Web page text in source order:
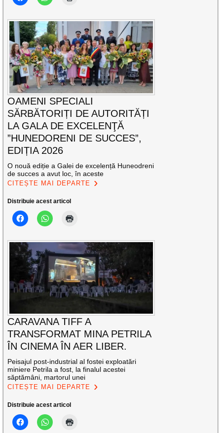
OAMENI SPECIALI
SĂRBĂTORIȚI DE AUTORITĂȚI
LA GALA DE EXCELENŢĂ
”HUNEDORENI DE SUCCES”,
EDIȚIA 2026
O nouă ediție a Galei de excelență Huneodreni
de succes a avut loc, în aceste
CITEȘTE MAI DEPARTE
Distribuie acest articol
CARAVANA TIFF A
TRANSFORMAT MINA PETRILA
ÎN CINEMA ÎN AER LIBER.
Peisajul post-industrial al fostei exploatări
miniere Petrila a fost, la finalul acestei
săptămâni, martorul unei
CITEȘTE MAI DEPARTE
Distribuie acest articol